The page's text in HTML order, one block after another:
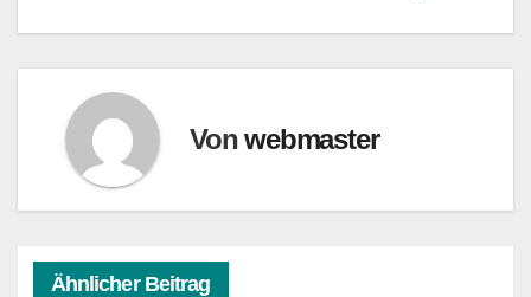
Vonwebmaster
Ähnlicher Beitrag